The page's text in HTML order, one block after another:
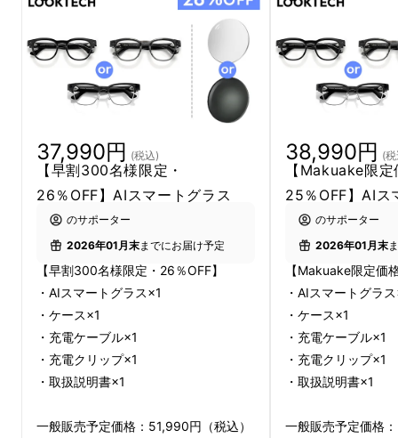
重さたったの34g（※）。AI搭載なのに、
Looktechは驚くほど軽量。ボールペン2本分
の軽さで、まるでかけていることを忘れるほど
の心地よさ。仕事中も、リラックスタイムも、
ずっと快適！
※レンズを除いた重さです。
37,990円 (税込)
【早割300名様限定・
26％OFF】AIスマートグラス
のサポーター
2026年01月末までにお届け予定
【早割300名様限定・26％OFF】
・AIスマートグラス×1
・ケース×1
・充電ケーブル×1
・充電クリップ×1
・取扱説明書×1
一般販売予定価格：51,990円（税込）
38,990円 (
【Makuake限
25％OFF】AIス
のサポーター
2026年01月末
【Makuake限定価
・AIスマートグラ
・ケース×1
・充電ケーブル×1
・充電クリップ×1
・取扱説明書×1
一般販売予定価格